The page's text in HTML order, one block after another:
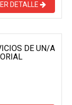
DETALLE
DE UN/A